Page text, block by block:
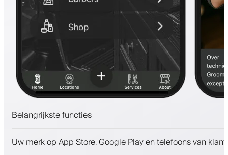
Belangrijkste functies
Betalingen, waarborgsom
Uw merk op App Store, Google Play en telefoons van